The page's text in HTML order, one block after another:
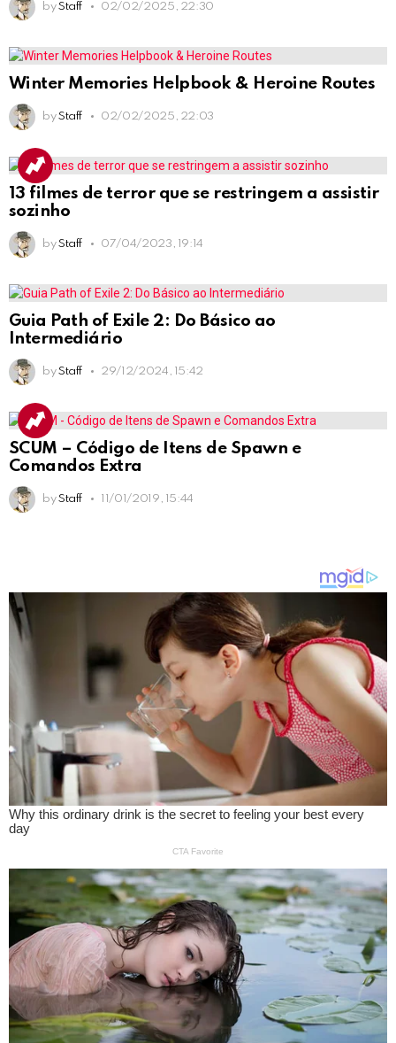
by Staff 02/02/2025, 22:30
Winter Memories Helpbook & Heroine Routes
by Staff 02/02/2025, 22:03
13 filmes de terror que se restringem a assistir
sozinho
by Staff 07/04/2023, 19:14
Guia Path of Exile 2: Do Básico ao
Intermediário
by Staff 29/12/2024, 15:42
SCUM – Código de Itens de Spawn e
Comandos Extra
by Staff 11/01/2019, 15:44